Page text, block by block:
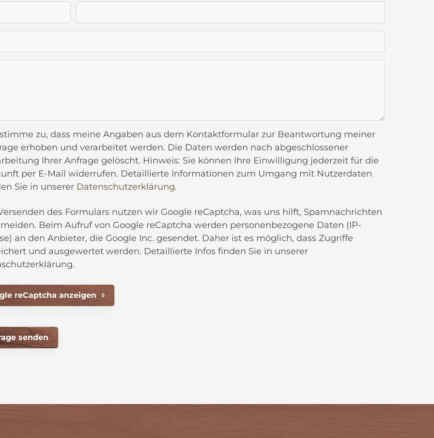
zu, dass meine Angaben aus dem Kontaktformular zur Beantwortung meiner
erhoben und verarbeitet werden. Die Daten werden nach abgeschlossener
Ihrer Anfrage gelöscht. Hinweis: Sie können Ihre Einwilligung jederzeit für die
per E-Mail widerrufen. Detaillierte Informationen zum Umgang mit Nutzerdaten
Sie in unserer Datenschutzerklärung.
des Formulars nutzen wir Google reCaptcha, was uns hilft, Spamnachrichten
Beim Aufruf von Google reCaptcha werden personenbezogene Daten (IP-
an den Anbieter, die Google Inc. gesendet. Daher ist es möglich, dass Zugriffe
und ausgewertet werden. Detaillierte Infos finden Sie in unserer
reCaptcha anzeigen